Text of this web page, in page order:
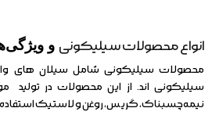
انواع محصولات سیلیکونی و
محصولات سیلیکونی شامل سیلان های
سیلیکونی اند. از این محصولات در تولید
نیمه‌چسبناک، گریس، روغن و لاستیک